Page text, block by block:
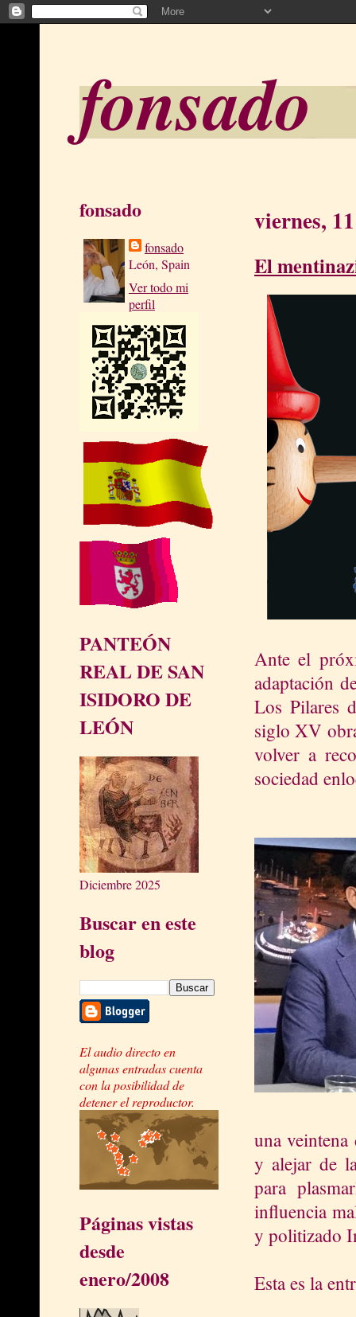
fonsado
fonsado
fonsado
León, Spain
Ver todo mi
perfil
PANTEÓN
REAL DE SAN
ISIDORO DE
LEÓN
Diciembre 2025
Buscar en este
blog
El audio directo en
algunas entradas cuenta
con la posibilidad de
detener el reproductor.
Páginas vistas
desde
enero/2008
viernes,
El
Ante el
adaptación
Los Pilares
siglo XV
volver a
sociedad
una
y alejar de
para
influencia
y politizado
Esta es la